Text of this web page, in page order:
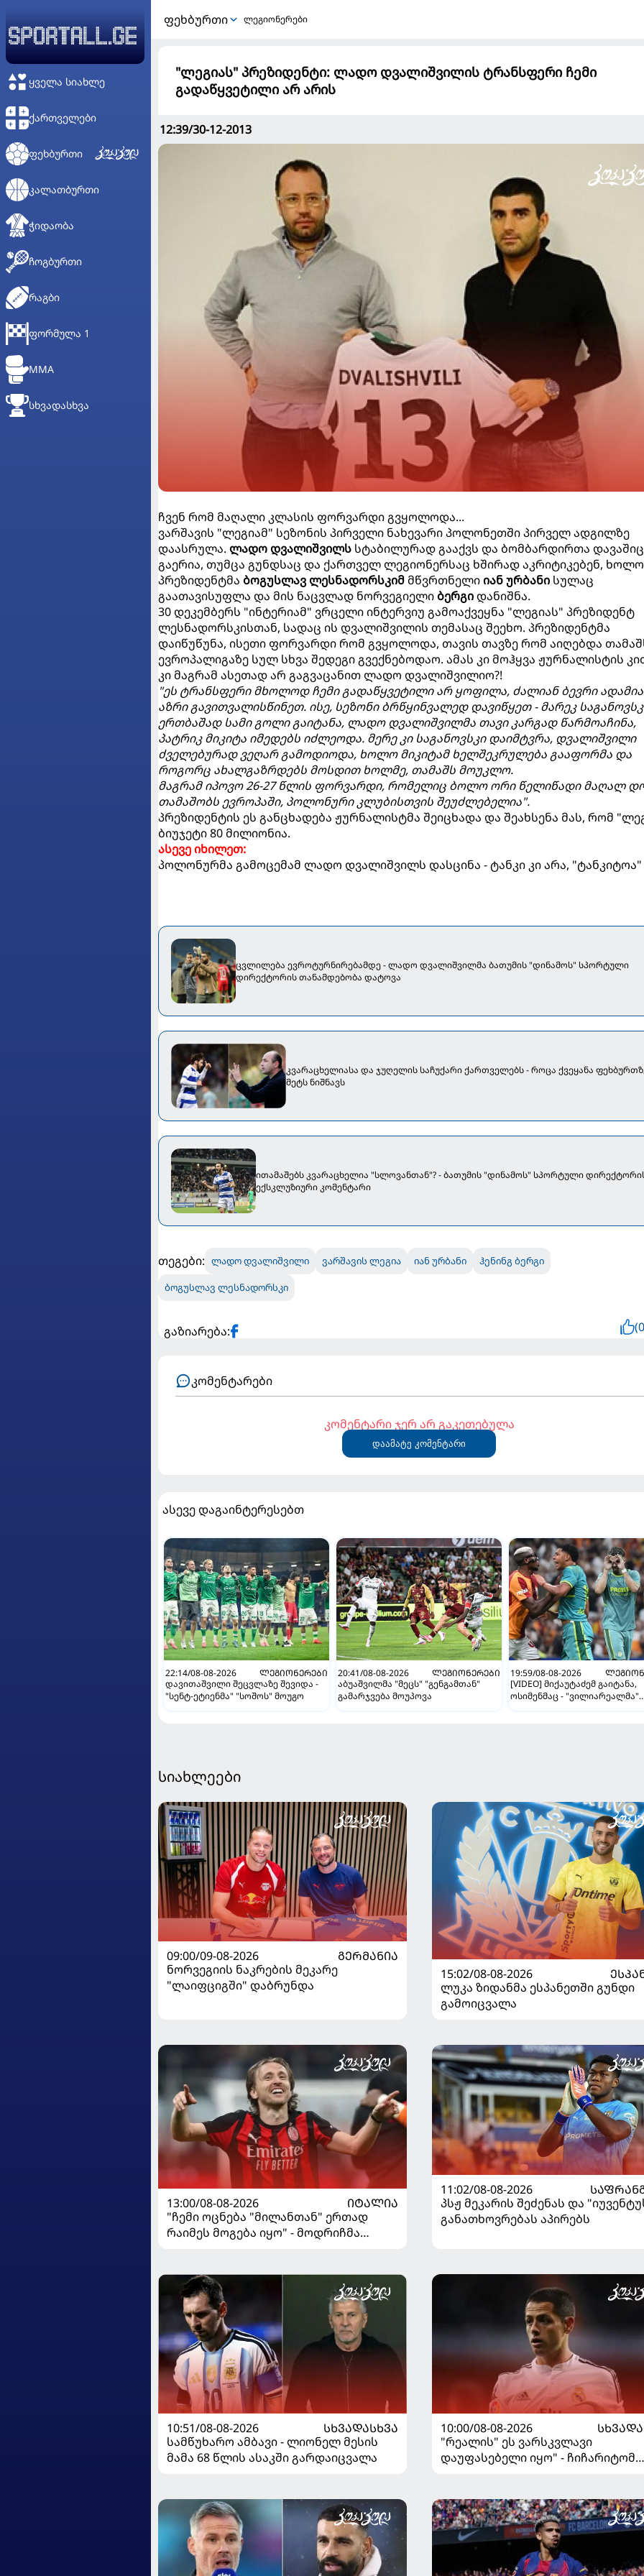
ᲧᲕᲔᲚᲐ ᲡᲘᲐᲮᲚᲔ
ᲥᲐᲠᲗᲕᲔᲚᲔᲑᲘ
ᲤᲔᲮᲑᲣᲠᲗᲘ
ᲙᲐᲚᲐᲗᲑᲣᲠᲗᲘ
ᲭᲘᲓᲐᲝᲑᲐ
ᲩᲝᲒᲑᲣᲠᲗᲘ
ᲠᲐᲒᲑᲘ
ᲤᲝᲠᲛᲣᲚᲐ 1
MMA
ᲡᲮᲕᲐᲓᲐᲡᲮᲕᲐ
ᲤᲔᲮᲑᲣᲠᲗᲘ ლეგიონერები
"ლეგიას" პრეზიდენტი: ლადო დვალიშვილის ტრანსფერი ჩემი
გადაწყვეტილი არ არის
12:39/30-12-2013
ჩვენ რომ მაღალი კლასის ფორვარდი გვყოლოდა...
ვარშავის "ლეგიამ" სეზონის პირველი ნახევარი პოლონეთში პირველ ადგილზე
დაასრულა. ლადო დვალიშვილს სტაბილურად გააქვს და ბომბარდირთა დავაშიც
გაერია, თუმცა გუნდსაც და ქართველ ლეგიონერსაც ხშირად აკრიტიკებენ, ხოლო
პრეზიდენტმა ბოგუსლავ ლესნადორსკიმმწვრთნელიიან ურბანი სულაც
გაათავისუფლა და მის ნაცვლად ნორვეგიელიბერგიდანიშნა.
30 დეკემბერს "ინტერიამ" ვრცელი ინტერვიუ გამოაქვეყნა "ლეგიას" პრეზიდენტ
ლესნადორსკისთან, სადაც ის დვალიშვილის თემასაც შეეხო. პრეზიდენტმა
დაიწუწუნა, ისეთი ფორვარდი რომ გვყოლოდა, თავის თავზე რომ აიღებდა
ევროპალიგაზე სულ სხვა შედეგი გვექნებოდაო. ამას კი მოჰყვა ჟურნალისტის
კი მაგრამ ასეთად არ გაგვაცანით ლადო დვალიშვილიო?!
"ეს ტრანსფერი მხოლოდ ჩემი გადაწყვეტილი არ ყოფილა, ძალიან ბევრი
აზრი გავითვალისწინეთ. ისე, სეზონი ბრწყინვალედ დავიწყეთ - მარეკ
ერთბაშად სამი გოლი გაიტანა, ლადო დვალიშვილმა თავი კარგად წარმოაჩინა,
პატრიკ მიკიტა იმედებს იძლეოდა. მერე კი საგანოვსკი დაიმტვრა, დვალიშვილი
ძველებურად ვეღარ გამოდიოდა, ხოლო მიკიტამ ხელშეკრულება გააფორმა და
როგორც ახალგაზრდებს მოსდით ხოლმე, თამაშს მოუკლო.
მაგრამ იპოვო 26-27 წლის ფორვარდი, რომელიც ბოლო ორი წელიწადი მაღალ
თამაშობს ევროპაში, პოლონური კლუბისთვის შეუძლებელია".
პრეზიდენტის ეს განცხადება ჟურნალისტმა შეიცხადა და შეახსენა მას, რომ
ბიუჯეტი 80 მილიონია.
ასევე იხილეთ:
პოლონურმა გამოცემამ ლადო დვალიშვილს დასცინა - ტანკი კი არა, "ტანკიტოა"
ცვლილება ევროტურნირებამდე - ლადო დვალიშვილმა ბათუმის "დინამოს" სპორტული
დირექტორის თანამდებობა დატოვა
კვარაცხელიასა და ჯუღელის საჩუქარი ქართველებს - როცა ქვეყანა
მეტს ნიშნავს
ითამაშებს კვარაცხელია "სლოვანთან"? - ბათუმის "დინამოს" სპორტული
ექსკლუზიური კომენტარი
თეგები: ლადო დვალიშვილი ვარშავის ლეგია იან ურბანი ჰენინგ ბერგი
ბოგუსლავ ლესნადორსკი
გაზიარება:
კომენტარები
კომენტარი ჯერ არ გაკეთებულა
დაამატე კომენტარი
ასევე დაგაინტერესებთ
22:14/08-08-2026
ᲚᲔᲒᲘᲝᲜᲔᲠᲔᲑᲘ
დავითაშვილი შეცვლაზე შევიდა -
"სენტ-ეტიენმა" "სოშოს" მოუგო
20:41/08-08-2026
ᲚᲔᲒᲘᲝᲜᲔᲠᲔᲑᲘ
აბუაშვილმა "მეცს" "გენგამთან"
გამარჯვება მოუპოვა
19:59/08-08-2026
[VIDEO] მიქაუტაძემ გაიტანა,
ოსიმენმაც - "ვილიარეალმა"
სიახლეები
09:00/09-08-2026
ᲒᲔᲠᲛᲐᲜᲘᲐ
ნორვეგიის ნაკრების მეკარე
"ლაიფციგში" დაბრუნდა
15:02/08-08-2026
ლუკა ზიდანმა ესპანეთში გუნდი
გამოიცვალა
13:00/08-08-2026
ᲘᲢᲐᲚᲘᲐ
"ჩემი ოცნება "მილანთან" ერთად
რაიმეს მოგება იყო" - მოდრიჩმა
11:02/08-08-2026
პსჟ მეკარის შეძენას და
განათხოვრებას აპირებს
10:51/08-08-2026
ᲡᲮᲕᲐᲓᲐᲡᲮᲕᲐ
სამწუხარო ამბავი - ლიონელ მესის
მამა 68 წლის ასაკში გარდაიცვალა
10:00/08-08-2026
"რეალის" ეს ვარსკვლავი
დაუფასებელი იყო" - ჩიჩარიტომ